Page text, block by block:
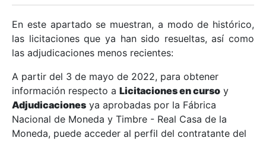
Mostrar/Ocultar
Mostrar/Ocultar
En este apartado se muestran, a modo de histórico,
las licitaciones que ya han sido resueltas, así como
las adjudicaciones menos recientes:
A partir del 3 de mayo de 2022, para obtener
información respecto a Licitaciones en curso y
Adjudicaciones ya aprobadas por la Fábrica
Nacional de Moneda y Timbre - Real Casa de la
Moneda, puede acceder al perfil del contratante del